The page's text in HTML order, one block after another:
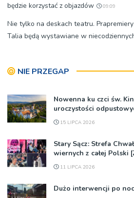
będzie korzystać z objazdów
09:09
Nie tylko na deskach teatru.
Talia będą wystawiane w
NIE PRZEGAP
Nowenna ku czci św.
uroczystości
15 LIPCA 2026
Stary Sącz: Strefa
wiernych z całej Polski
11 LIPCA 2026
Dużo interwencji po